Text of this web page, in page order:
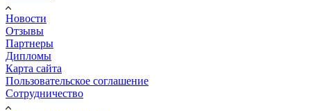
Новости
Отзывы
Партнеры
Дипломы
Карта сайта
Пользовательское соглашение
Сотрудничество